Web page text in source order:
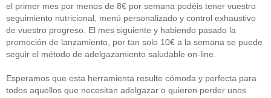
el primer mes por menos de 8€ por semana podéis tener vuestro
seguimiento nutricional, menú personalizado y control exhaustivo
de vuestro progreso. El mes siguiente y habiendo pasado la
promoción de lanzamiento, por tan solo 10€ a la semana se puede
seguir el método de adelgazamiento saludable on-line.
Esperamos que esta herramienta resulte cómoda y perfecta para
todos aquellos que necesitan adelgazar o quieren perder unos